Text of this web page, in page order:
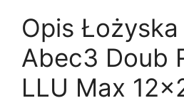
Opis
Abec3 Doub
LLU Max